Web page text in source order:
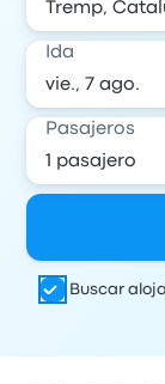
Ida
Pasajeros
Buscar